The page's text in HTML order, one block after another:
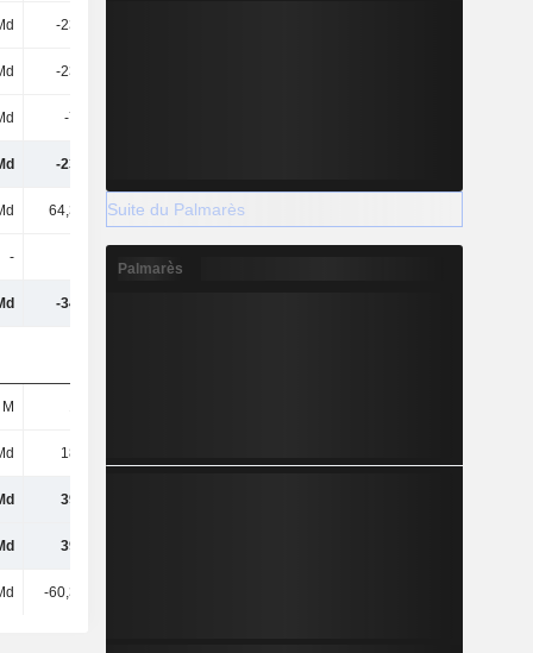
-236 Md
-236 Md
-718 M
-237 Md
64,36 Md -9,32 Md 72,54 Md
-
-341 Md
183 Md
393 Md
393 Md
-60,35 Md
Suite du Palmarès
Palmarès